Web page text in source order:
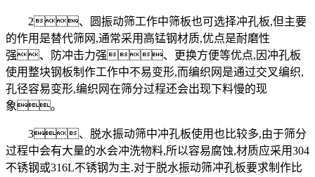
2、圆振动筛工作中筛板也可选择冲孔板,但主要
的作用是替代筛网,通常采用高锰钢材质,优点是耐磨性
强、防冲击力强、更换方便等优点,因冲孔板
使用整块钢板制作工作中不易变形,而编织网是通过交叉编织,
孔径容易变形,编织网在筛分过程还会出现下料慢的现
象。
3、脱水振动筛中冲孔板使用也比较多,由于筛分
过程中会有大量的水会冲洗物料,所以容易腐蚀,材质应采用304
不锈钢或316L不锈钢为主.对于脱水振动筛冲孔板要求制作比